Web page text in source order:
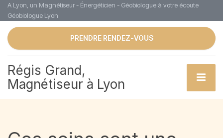
A Lyon, un Magnétiseur - Énergéticien - Géobiologue à votre écoute
Géobiologue Lyon
PRENDRE RENDEZ-VOUS
Régis Grand,
Magnétiseur à Lyon